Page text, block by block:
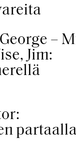
–
Jim:
partaalla